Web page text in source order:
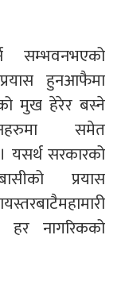
सम्भवनभएको
प्रयास हुनआफैमा
मुख हेरेर बस्ने
समेत
यसर्थ सरकारको
प्रयास
हर नागरिकको